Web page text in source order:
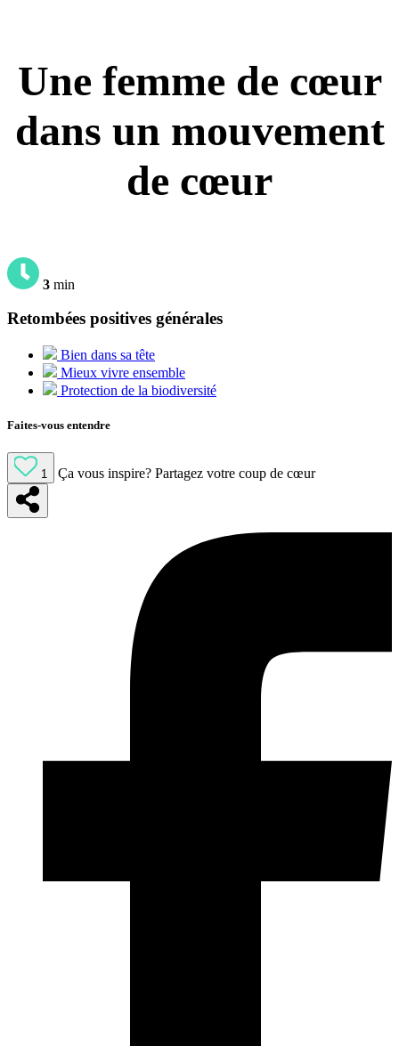
Une femme de cœur
dans un mouvement
de cœur
3 min
Retombées positives générales
Bien dans sa tête
Mieux vivre ensemble
Protection de la biodiversité
Faites-vous entendre
1 Ça vous inspire? Partagez votre coup de cœur